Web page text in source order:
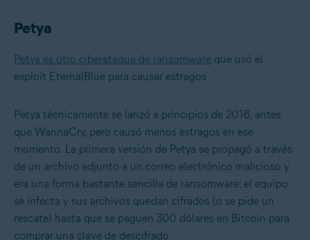
Petya
Petya es otro ciberataque de ransomware que usó el
exploit EternalBlue para causar estragos
Petya técnicamente se lanzó a principios de 2016, antes
que WannaCry, pero causó menos estragos en ese
momento. La primera versión de Petya se propagó a través
de un archivo adjunto a un correo electrónico malicioso y
era una forma bastante sencilla de ransomware: el equipo
se infecta y sus archivos quedan cifrados (o se pide un
rescate) hasta que se paguen 300 dólares en Bitcoin para
comprar una clave de descifrado